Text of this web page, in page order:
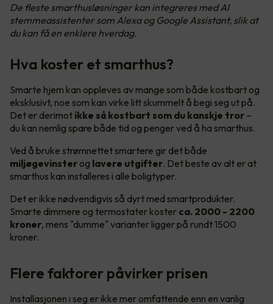
De fleste smarthusløsninger kan integreres med AI
stemmeassistenter som Alexa og Google Assistant, slik at
du kan få en enklere hverdag.
Hva koster et smarthus?
Smarte hjem kan oppleves av mange som både kostbart og
eksklusivt, noe som kan virke litt skummelt å begi seg ut på.
Det er derimot ikke så kostbart som du kanskje tror –
du kan nemlig spare både tid og penger ved å ha smarthus.
Ved å bruke strømnettet smartere gir det både
miljøgevinster og lavere utgifter. Det beste av alt er at
smarthus kan installeres i alle boligtyper.
Det er ikke nødvendigvis så dyrt med smartprodukter.
Smarte dimmere og termostater koster ca. 2000 - 2200
kroner, mens "dumme" varianter ligger på rundt 1500
kroner.
Flere faktorer påvirker prisen
Installasjonen i seg er ikke mer omfattende enn en vanlig